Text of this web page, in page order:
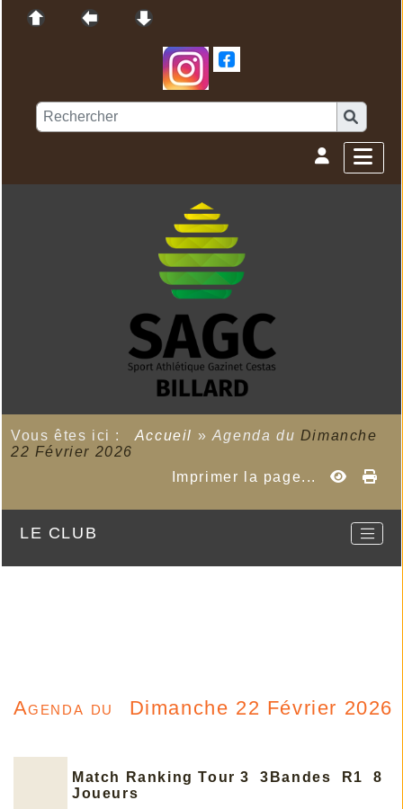
Vous êtes ici : Accueil » Agenda du Dimanche
22 Février 2026
Imprimer la page...
LE CLUB
Agenda du Dimanche 22 Février 2026
Match Ranking Tour 3 3Bandes R1 8
Joueurs